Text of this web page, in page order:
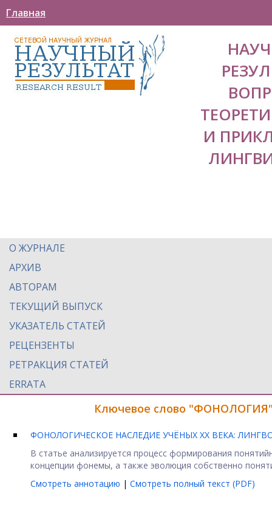
Главная
И
О ЖУРНАЛЕ
АРХИВ
АВТОРАМ
ТЕКУЩИЙ ВЫПУСК
УКАЗАТЕЛЬ СТАТЕЙ
РЕЦЕНЗЕНТЫ
РЕТРАКЦИЯ СТАТЕЙ
ERRATA
Ключевое слово "ФОНОЛОГИЯ"
ФОНОЛОГИЧЕСКОЕ НАСЛЕДИЕ УЧЁНЫХ ХХ ВЕКА:
В статье анализируется процесс формирования
концепции фонемы, а также эволюция собственно
Смотреть аннотацию | Смотреть полный текст (PDF)